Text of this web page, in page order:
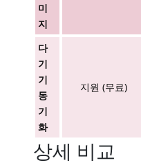
미
지
다
기
기
동
기
화
지원 (무료)
상세 비교